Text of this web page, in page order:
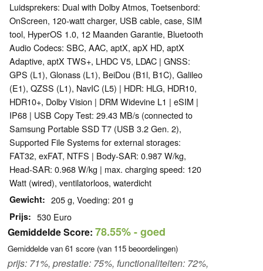
Luidsprekers: Dual with Dolby Atmos, Toetsenbord:
OnScreen, 120-watt charger, USB cable, case, SIM
tool, HyperOS 1.0, 12 Maanden Garantie, Bluetooth
Audio Codecs: SBC, AAC, aptX, apX HD, aptX
Adaptive, aptX TWS+, LHDC V5, LDAC | GNSS:
GPS (L1), Glonass (L1), BeiDou (B1l, B1C), Galileo
(E1), QZSS (L1), NavIC (L5) | HDR: HLG, HDR10,
HDR10+, Dolby Vision | DRM Widevine L1 | eSIM |
IP68 | USB Copy Test: 29.43 MB/s (connected to
Samsung Portable SSD T7 (USB 3.2 Gen. 2),
Supported File Systems for external storages:
FAT32, exFAT, NTFS | Body-SAR: 0.987 W/kg,
Head-SAR: 0.968 W/kg | max. charging speed: 120
Watt (wired), ventilatorloos, waterdicht
Gewicht 205 g, Voeding: 201 g
Prijs 530 Euro
Gemiddelde Score: 78.55%- goed
Gemiddelde van 61 score (van 115 beoordelingen)
prijs: 71%, prestatie: 75%, functionaliteiten: 72%,